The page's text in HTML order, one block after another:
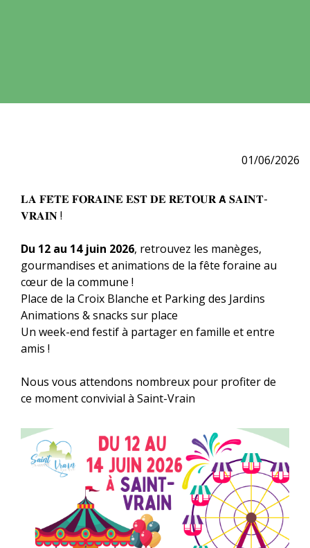
01/06/2026
𝐋𝐀 𝐅𝐄̂𝐓𝐄 𝐅𝐎𝐑𝐀𝐈𝐍𝐄 𝐄𝐒𝐓 𝐃𝐄 𝐑𝐄𝐓𝐎𝐔𝐑 𝗔̀ 𝐒𝐀𝐈𝐍𝐓-
𝐕𝐑𝐀𝐈𝐍 !
​​​​​​​Du 12 au 14 juin 2026, retrouvez les manèges,
gourmandises et animations de la fête foraine au
cœur de la commune !
Place de la Croix Blanche et Parking des Jardins
Animations & snacks sur place
Un week-end festif à partager en famille et entre
amis !
Nous vous attendons nombreux pour profiter de
ce moment convivial à Saint-Vrain